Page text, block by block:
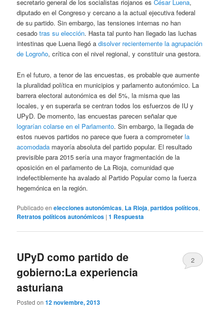
secretario general de los socialistas riojanos esCésar Luena,
diputado en el Congreso y cercano a la actual ejecutiva federal
de su partido. Sin embargo, las tensiones internas no han
cesadotras su elección. Hasta tal punto han llegado las luchas
intestinas que Luena llegó adisolver recientemente la agrupación
de Logroño, crítica con el nivel regional, y constituir una gestora.
En el futuro, a tenor de las encuestas, es probable que aumente
la pluralidad política en municipios y parlamento autonómico. La
barrera electoral autonómica es del 5%, la misma que las
locales, y en superarla se centran todos los esfuerzos de IU y
UPyD. De momento, las encuestas parecen señalar que
lograrían colarse en el Parlamento. Sin embargo, la llegada de
estos nuevos partidos no parece que fuera a comprometerla
acomodada mayoría absoluta del partido popular. El resultado
previsible para 2015 sería una mayor fragmentación de la
oposición en el parlamento de La Rioja, comunidad que
indefectiblemente ha avalado al Partido Popular como la fuerza
hegemónica en la región.
Publicado en elecciones autonómicas, La Rioja,partidos políticos,
Retratos políticos autonómicos |1 Respuesta
UPyD como partido de
gobierno:La experiencia
asturiana
Posted on12 noviembre, 2013
2